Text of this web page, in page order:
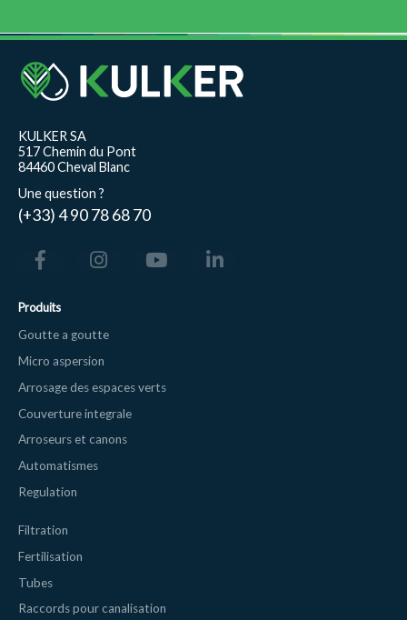
KULKER SA
517 Chemin du Pont
84460 Cheval Blanc
Une question ?
(+33) 4 90 78 68 70
Produits
Goutte a goutte
Micro aspersion
Arrosage des espaces verts
Couverture integrale
Arroseurs et canons
Automatismes
Regulation
Filtration
Fertilisation
Tubes
Raccords pour canalisation